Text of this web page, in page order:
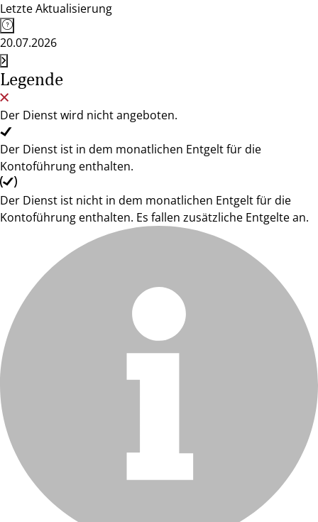
Letzte Aktualisierung
20.07.2026
Legende
Der Dienst wird nicht angeboten.
Der Dienst ist in dem monatlichen Entgelt für die
Kontoführung enthalten.
Der Dienst ist nicht in dem monatlichen Entgelt für die
Kontoführung enthalten. Es fallen zusätzliche Entgelte an.